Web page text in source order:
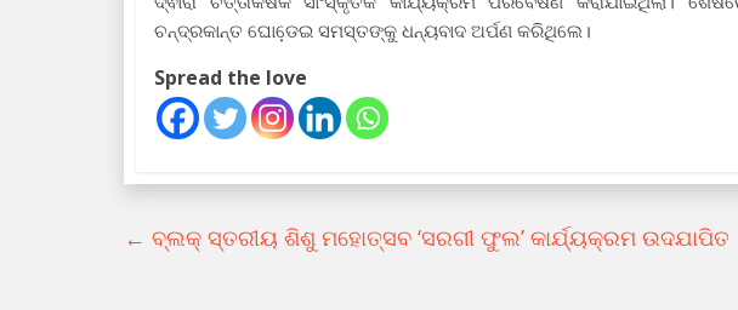
ଚନ୍ଦ୍ରକାନ୍ତ ଘୋଡେ଼ଇ ସମସ୍ତଙ୍କୁ ଧନ୍ୟବାଦ ଅର୍ପଣ କରିଥିଲେ।
Spread the love
← ବ୍ଲକ୍ ସ୍ତରୀୟ ଶିଶୁ ମହୋତ୍ସବ ‘ସରଗୀ ଫୁଲ’ କାର୍ଯ୍ୟକ୍ରମ ଉଦଯାପିତ